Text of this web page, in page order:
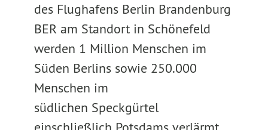
des Flughafens Berlin Brandenburg
BER am Standort in Schönefeld
werden 1 Million Menschen im
Süden Berlins sowie 250.000
Menschen im
südlichen Speckgürtel